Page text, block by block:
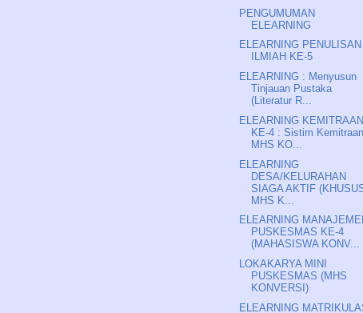
PENGUMUMAN
ELEARNING
ELEARNING PENULISAN
ILMIAH KE-5
ELEARNING : Menyusun
Tinjauan Pustaka
(Literatur R...
ELEARNING KEMITRAAN
KE-4 : Sistim Kemitraan
MHS KO...
ELEARNING
DESA/KELURAHAN
SIAGA AKTIF
MHS K...
ELEARNING
PUSKESMAS KE-4
(MAHASISWA KONV...
LOKAKARYA MINI
PUSKESMAS (MHS
KONVERSI)
ELEARNING